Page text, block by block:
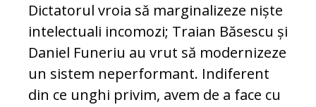
Dic­tatorul vroia să marginalizeze niște
in­te­lectuali incomozi; Traian Băsescu și
Daniel Funeriu au vrut să modernizeze
un sistem neperformant. Indiferent
din ce unghi pri­vim, avem de a face cu